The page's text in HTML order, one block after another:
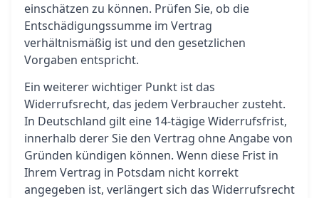
einschätzen zu können. Prüfen Sie, ob die
Entschädigungssumme im Vertrag
verhältnismäßig ist und den gesetzlichen
Vorgaben entspricht.
Ein weiterer wichtiger Punkt ist das
Widerrufsrecht, das jedem Verbraucher zusteht.
In Deutschland gilt eine 14-tägige Widerrufsfrist,
innerhalb derer Sie den Vertrag ohne Angabe von
Gründen kündigen können. Wenn diese Frist in
Ihrem Vertrag in Potsdam nicht korrekt
angegeben ist, verlängert sich das Widerrufsrecht